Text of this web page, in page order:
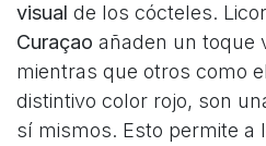
visual de los cócteles.
Curaçao añaden un toque
mientras que otros como el
distintivo color rojo, son
sí mismos. Esto permite a